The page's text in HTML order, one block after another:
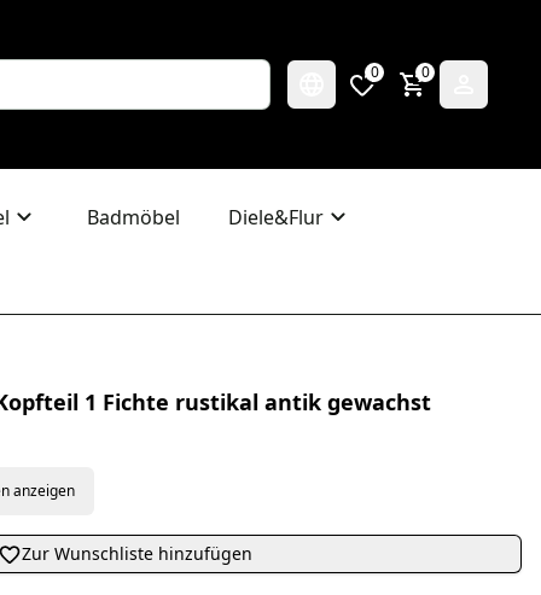
0 0
Badmöbel
Diele&Flur
1 Fichte rustikal antik gewachst
anzeigen
Zur Wunschliste hinzufügen